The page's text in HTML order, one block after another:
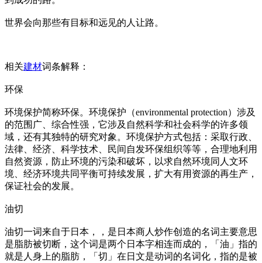
世界会向那些有目标和远见的人让路。
相关建材词条解释：
环保
环境保护简称环保。环境保护（environmental protection）涉及
的范围广、综合性强，它涉及自然科学和社会科学的许多领
域，还有其独特的研究对象。环境保护方式包括：采取行政、
法律、经济、科学技术、民间自发环保组织等等，合理地利用
自然资源，防止环境的污染和破坏，以求自然环境同人文环
境、经济环境共同平衡可持续发展，扩大有用资源的再生产，
保证社会的发展。
油切
油切一词来自于日本，，是日本商人炒作创造的名词主要意思
是脂肪被切断，这个词是两个日本字相连而成的，「油」指的
就是人身上的脂肪，「切」在日文是动词的名词化，指的是被